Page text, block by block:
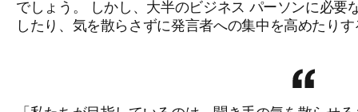
でしょう。 しかし、大半のビジネス パーソンに必要
したり、気を散らさずに発言者への集中を高めたり